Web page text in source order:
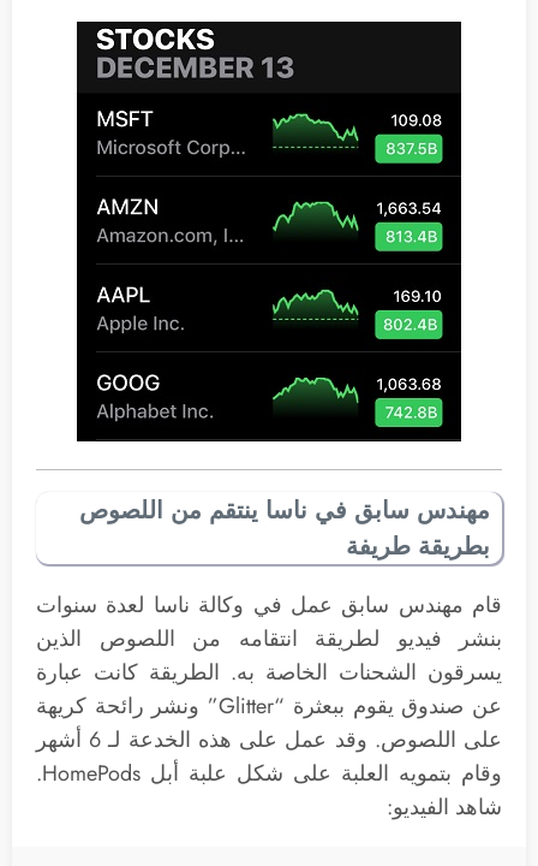
مهندس سابق في ناسا ينتقم من اللصوص
بطريقة طريفة
قام مهندس سابق عمل في وكالة ناسا لعدة سنوات
بنشر فيديو لطريقة انتقامه من اللصوص الذين
يسرقون الشحنات الخاصة به. الطريقة كانت عبارة
عن صندوق يقوم ببعثرة “Glitter” ونشر رائحة كريهة
على اللصوص. وقد عمل على هذه الخدعة لـ 6 أشهر
وقام بتمويه العلبة على شكل علبة أبل HomePods.
شاهد الفيديو: